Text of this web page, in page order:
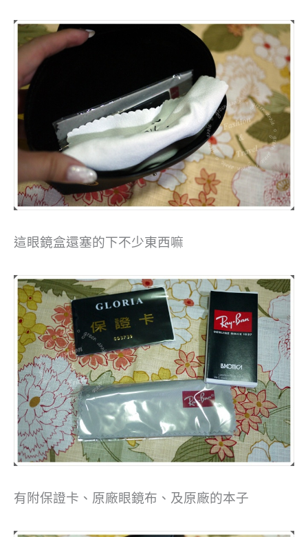
這眼鏡盒還塞的下不少東西嘛
有附保證卡、原廠眼鏡布、及原廠的本子